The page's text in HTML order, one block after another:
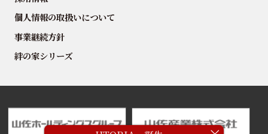
個人情報の取扱いについて
事業継続方針
絆の家シリーズ